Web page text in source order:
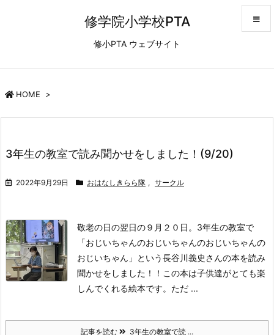
修学院小学校PTA
修小PTA ウェブサイト
HOME >
3年生の教室で読み聞かせをしました！(9/20)
2022年9月29日 おはなしきらら隊 , サークル
敬老の日の翌日の９月２０日。 3年生の教室で
「おじいちゃんのおじいちゃんのおじいちゃんの
おじいちゃん」という長谷川義史さんの本を読み
聞かせをしました！！ この本は子供達がとても楽
しんでくれる絵本です。 ただ ...
記事を読む 3年生の教室で読 ...